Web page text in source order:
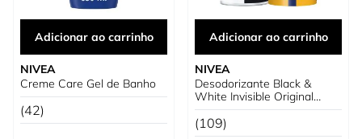
Adicionar ao carrinho
NIVEA
Creme Care Gel de Banho
(42)
Adicionar ao carrinho
NIVEA
Desodorizante Black &
White Invisible Original
Duplo Poupança
(109)